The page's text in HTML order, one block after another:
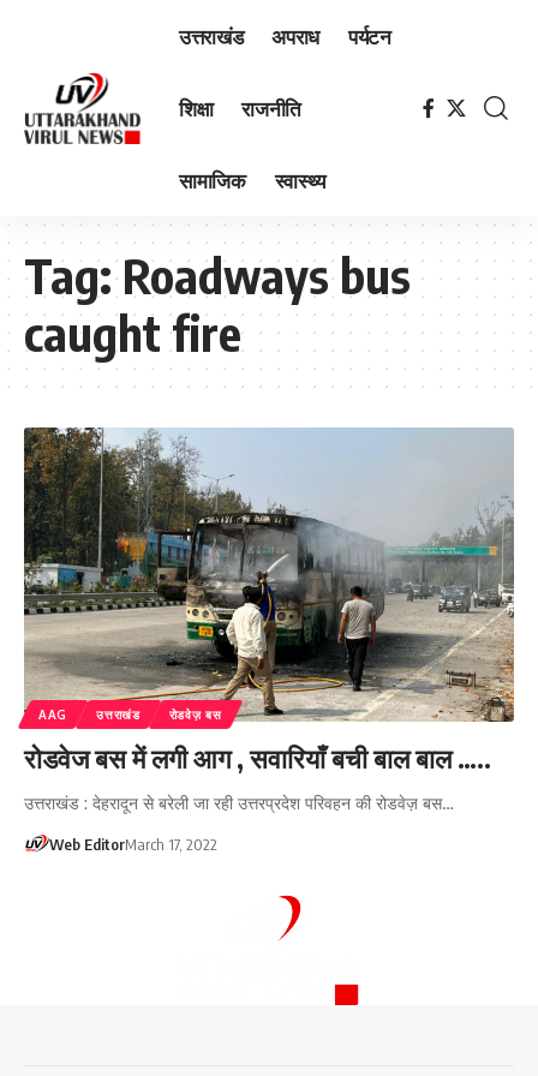
उत्तराखंड अपराध पर्यटन
शिक्षा राजनीति
सामाजिक स्वास्थ्य
Tag:Roadways bus
caught fire
AAG उत्तराखंड रोडवेज़ बस
रोडवेज बस में लगी आग , सवारियाँ बची बाल बाल …..
उत्तराखंड : देहरादून से बरेली जा रही उत्तरप्रदेश परिवहन की रोडवेज़ बस…
Web EditorMarch 17, 2022